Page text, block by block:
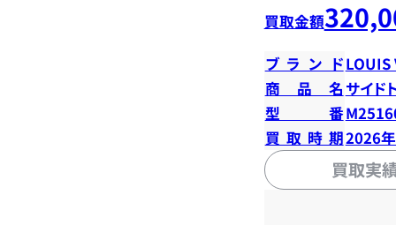
買取金額
ブランドLOUIS
商品名 サイド
型番
買取時期2026
買取実